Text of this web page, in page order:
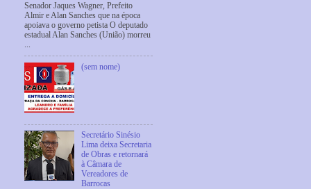
Senador Jaques Wagner, Prefeito
Almir e Alan Sanches que na época
apoiava o governo petista O deputado
estadual Alan Sanches (União) morreu
...
(sem nome)
Secretário Sinésio
Lima deixa Secretaria
de Obras e retornará
à Câmara de
Vereadores de
Barrocas